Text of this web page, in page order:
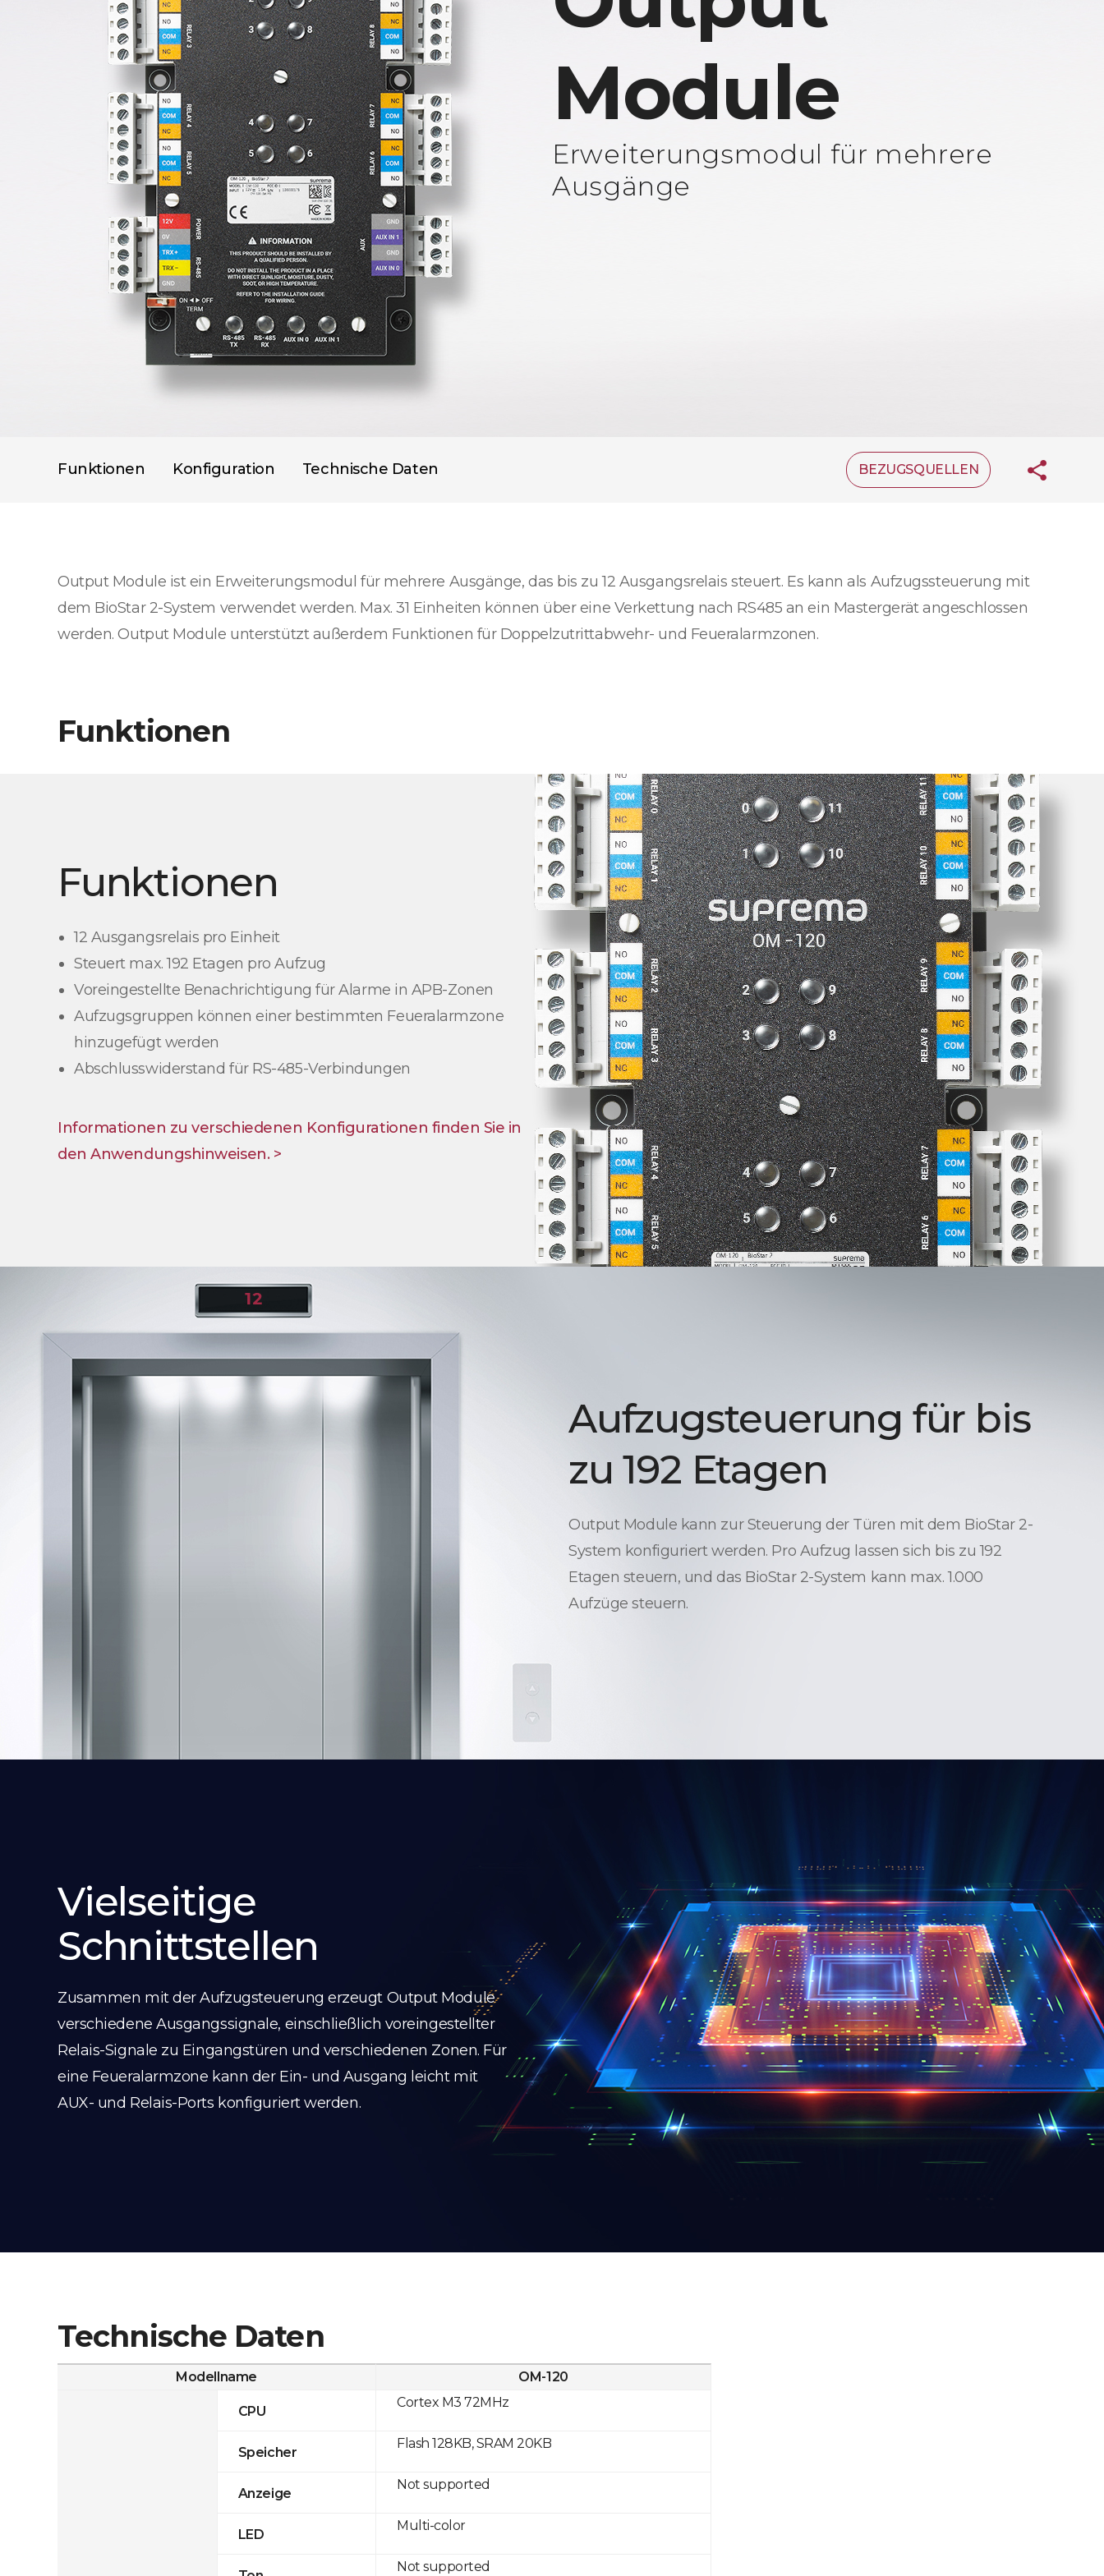
Module
Erweiterungsmodul für mehrere
Ausgänge
Funktionen Konfiguration Technische Daten BEZUGSQUELLEN
Output Module ist ein Erweiterungsmodul für mehrere Ausgänge, das bis zu 12 Ausgangsrelais steuert. Es kann als Aufzugssteuerung mit
dem BioStar 2-System verwendet werden. Max. 31 Einheiten können über eine Verkettung nach RS485 an ein Mastergerät angeschlossen
werden. Output Module unterstützt außerdem Funktionen für Doppelzutrittabwehr- und Feueralarmzonen.
Funktionen
Funktionen
12 Ausgangsrelais pro Einheit
Steuert max. 192 Etagen pro Aufzug
Voreingestellte Benachrichtigung für Alarme in APB-Zonen
Aufzugsgruppen können einer bestimmten Feueralarmzone
hinzugefügt werden
Abschlusswiderstand für RS-485-Verbindungen
Informationen zu verschiedenen Konfigurationen finden Sie in
den Anwendungshinweisen. >
Aufzugsteuerung für bis
zu 192 Etagen
Output Module kann zur Steuerung der Türen mit dem BioStar 2-
System konfiguriert werden. Pro Aufzug lassen sich bis zu 192
Etagen steuern, und das BioStar 2-System kann max. 1.000
Aufzüge steuern.
Vielseitige
Schnittstellen
Zusammen mit der Aufzugsteuerung erzeugt Output Module
verschiedene Ausgangssignale, einschließlich voreingestellter
Relais-Signale zu Eingangstüren und verschiedenen Zonen. Für
eine Feueralarmzone kann der Ein- und Ausgang leicht mit
AUX- und Relais-Ports konfiguriert werden.
Technische Daten
Modellname
CPU
Speicher
Anzeige
LED
OM-120
Cortex M3 72MHz
Flash 128KB, SRAM 20KB
Not supported
Multi-color
Not supported